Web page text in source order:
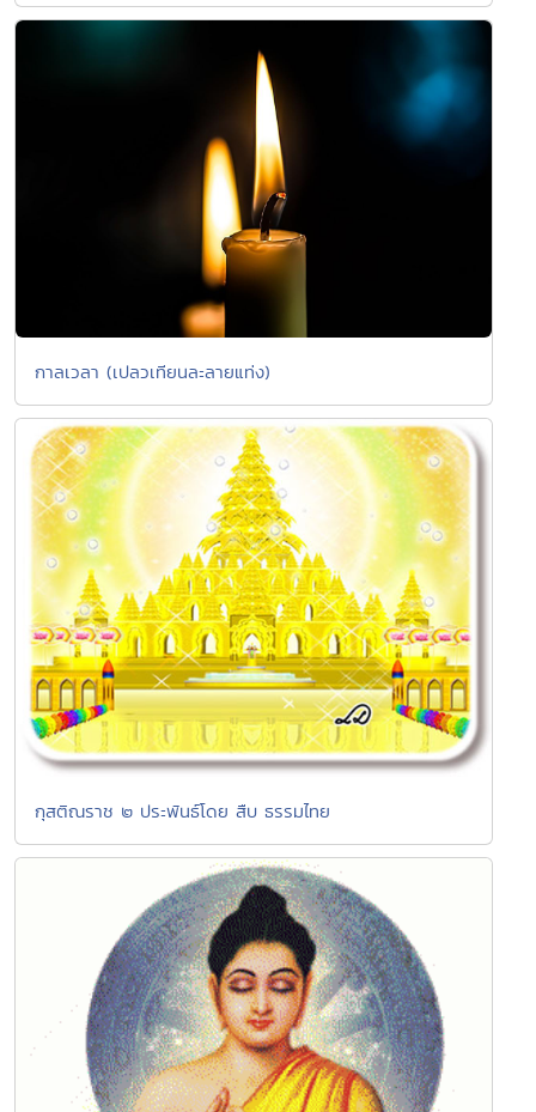
กาลเวลา (เปลวเทียนละลายแท่ง)
กุสติณราช ๒ ประพันธ์โดย สืบ ธรรมไทย